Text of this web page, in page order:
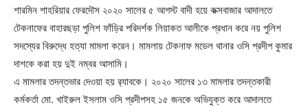
শারমিন শাহরিয়ার ফেরদৌস ২০২০ সালের ৫ আগস্ট বাদী হয়ে কক্সবাজার আদালতে
টেকনাফের বাহারছড়া পুলিশ ফাঁড়ির পরিদর্শক লিয়াকত আলীকে প্রধান করে নয় পুলিশ
সদস্যের বিরুদ্ধে হত্যা মামলা করেন। মামলায় টেকনাফ মডেল থানার ওসি প্রদীপ কুমার
দাশকে করা হয় দুই নম্বর আসামি।
এ মামলার তদন্তভার দেওয়া হয় র‌্যাবকে। ২০২০ সালের ১৩ মামলার তদন্তকারী
কর্মকর্তা মো. খাইরুল ইসলাম ওসি প্রদীপসহ ১৫ জনকে অভিযুক্ত করে আদালতে